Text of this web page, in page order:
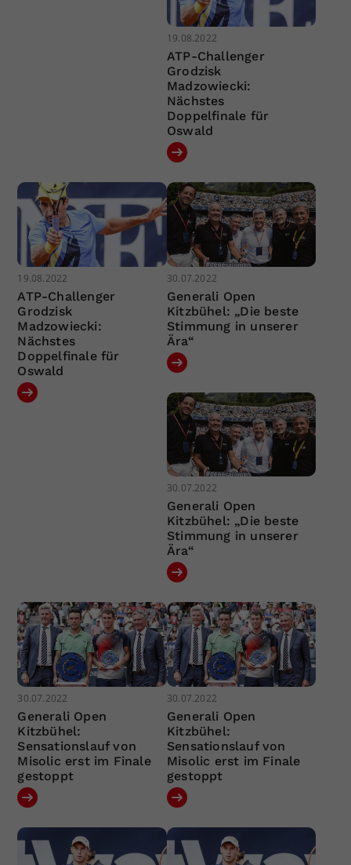
19.08.2022
ATP-Challenger
Grodzisk
Madzowiecki:
Nächstes
Doppelfinale für
Oswald
19.08.2022
ATP-Challenger
Grodzisk
Madzowiecki:
Nächstes
Doppelfinale für
Oswald
30.07.2022
Generali Open
Kitzbühel: „Die beste
Stimmung in unserer
Ära“
30.07.2022
Generali Open
Kitzbühel: „Die beste
Stimmung in unserer
Ära“
30.07.2022
Generali Open
Kitzbühel:
Sensationslauf von
Misolic erst im Finale
gestoppt
30.07.2022
Generali Open
Kitzbühel:
Sensationslauf von
Misolic erst im Finale
gestoppt